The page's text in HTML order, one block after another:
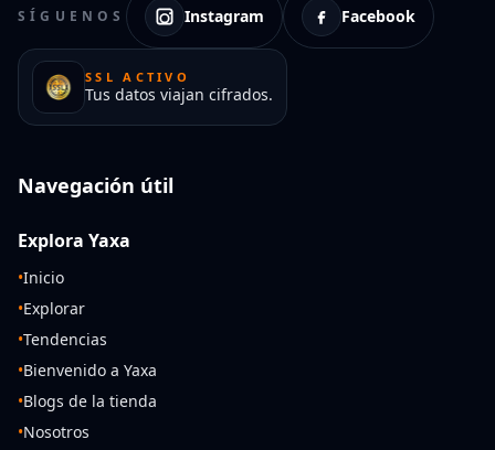
SÍGUENOS Instagram Facebook
SSL ACTIVO
Tus datos viajan cifrados.
Navegación útil
Explora Yaxa
•Inicio
•Explorar
•Tendencias
•Bienvenido a Yaxa
•Blogs de la tienda
•Nosotros